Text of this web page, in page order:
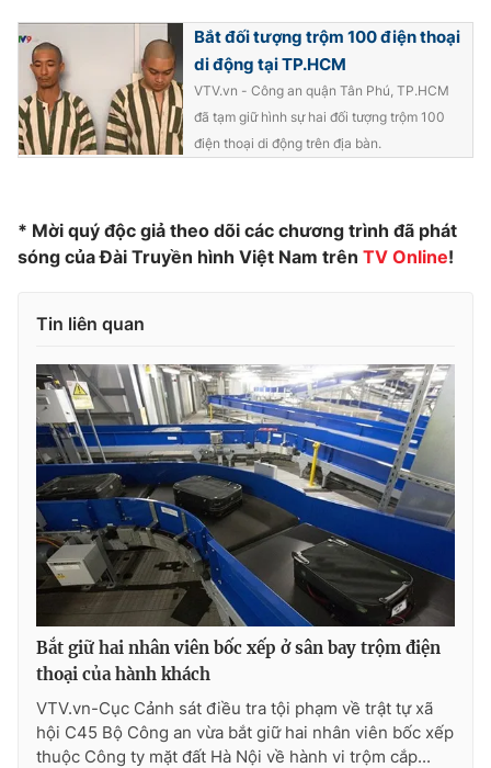
Học trực tuyến
Hitech Công nghệ tương lai
Sản phẩm
Thị trường
Giao lưu trực tuyến
Lịch phát sóng
Emagazine Podcast
Photo
Video Shorts video
VTV Money VTV Thể thao
VTV Sức khoẻ Bất động sản
Thị trường 24h Tấm lòng Việt
VTV4 Vươn mình bằng AI
Liên hệ tòa soạn English
Bắt đối tượng trộm 100 điện thoại
di động tại TP.HCM
VTV.vn - Công an quận Tân Phú, TP.HCM
đã tạm giữ hình sự hai đối tượng trộm 100
điện thoại di động trên địa bàn.
* Mời quý độc giả theo dõi các chương trình đã phát
sóng của Đài Truyền hình Việt Nam trên TV Online!
Tin liên quan
Bắt giữ hai nhân viên bốc xếp ở sân bay trộm điện
thoại của hành khách
VTV.vn-Cục Cảnh sát điều tra tội phạm về trật tự xã
hội C45 Bộ Công an vừa bắt giữ hai nhân viên bốc xếp
thuộc Công ty mặt đất Hà Nội về hành vi trộm cắp...